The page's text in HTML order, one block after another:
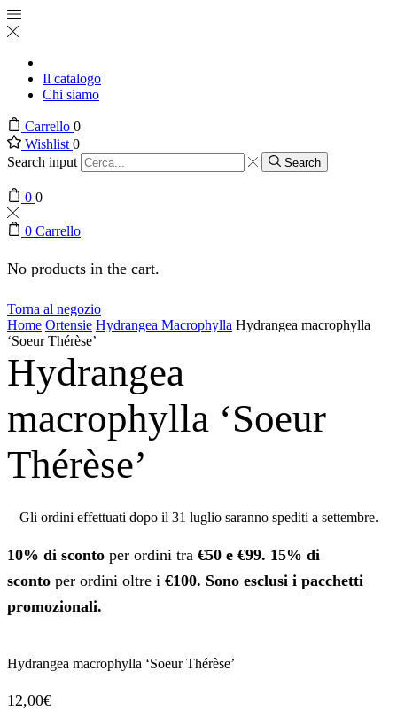
Il catalogo
Chi siamo
Carrello 0
Wishlist 0
Search input
Search
0 0
0 Carrello
No products in the cart.
Torna al negozio
Home Ortensie Hydrangea Macrophylla Hydrangea macrophylla
‘Soeur Thérèse’
Hydrangea
macrophylla ‘Soeur
Thérèse’
Gli ordini effettuati dopo il 31 luglio saranno spediti a settembre.
10% di sconto per ordini tra €50 e €99. 15% di
sconto per ordini oltre i €100. Sono esclusi i pacchetti
promozionali.
Hydrangea macrophylla ‘Soeur Thérèse’
12,00€